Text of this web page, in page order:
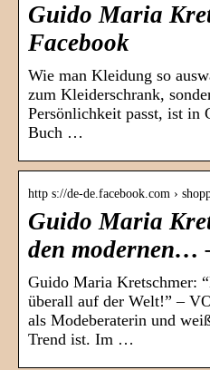
Guido Maria
Facebook
Wie man Kleidung so
zum Kleiderschrank,
Persönlichkeit passt, ist in
Buch …
http s://de-de.facebook.com ›
Guido Maria
den modernen…
Guido Maria Kretschmer:
überall auf der Welt!” –
als Modeberaterin und
Trend ist. Im …